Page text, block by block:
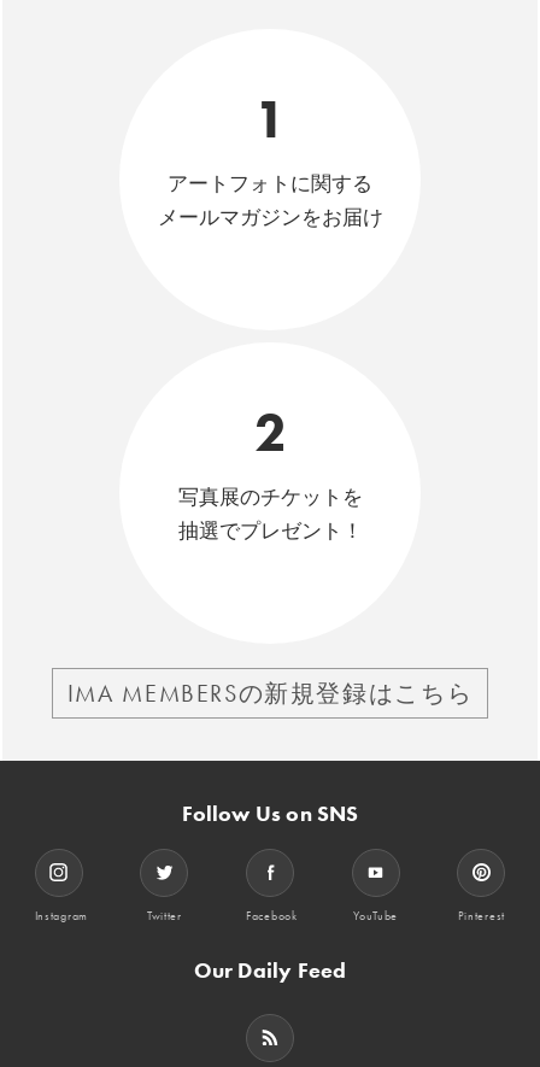
1
アートフォトに関する
メールマガジンをお届け
2
写真展のチケットを
抽選でプレゼント！
IMA MEMBERSの新規登録はこちら
Follow Us on SNS
Instagram Twitter Facebook YouTube Pinterest
Our Daily Feed